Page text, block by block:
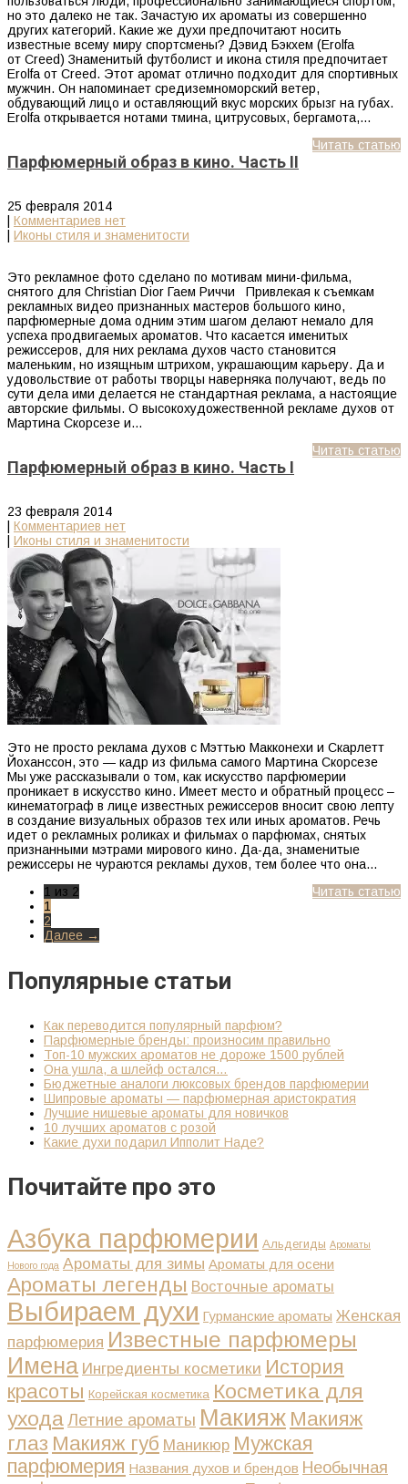
но это далеко не так. Зачастую их ароматы из совершенно
других категорий. Какие же духи предпочитают носить
известные всему миру спортсмены? Дэвид Бэкхем (Erolfa
от Creed) Знаменитый футболист и икона стиля предпочитает
Erolfa от Creed. Этот аромат отлично подходит для спортивных
мужчин. Он напоминает средиземноморский ветер,
обдувающий лицо и оставляющий вкус морских брызг на губах.
Erolfa открывается нотами тмина, цитрусовых, бергамота,…
Читать статью
Парфюмерный образ в кино. Часть II
25 февраля 2014
Комментариев нет
Иконы стиля и знаменитости
Это рекламное фото сделано по мотивам мини-фильма,
снятого для Christian Dior Гаем Риччи Привлекая к съемкам
рекламных видео признанных мастеров большого кино,
парфюмерные дома одним этим шагом делают немало для
успеха продвигаемых ароматов. Что касается именитых
режиссеров, для них реклама духов часто становится
маленьким, но изящным штрихом, украшающим карьеру. Да и
удовольствие от работы творцы наверняка получают, ведь по
сути дела ими делается не стандартная реклама, а настоящие
авторские фильмы. О высокохудожественной рекламе духов от
Мартина Скорсезе и…
Читать статью
Парфюмерный образ в кино. Часть I
23 февраля 2014
Комментариев нет
Иконы стиля и знаменитости
Это не просто реклама духов с Мэттью Макконехи и Скарлетт
Йоханссон, это — кадр из фильма самого Мартина Скорсезе
Мы уже рассказывали о том, как искусство парфюмерии
проникает в искусство кино. Имеет место и обратный процесс –
кинематограф в лице известных режиссеров вносит свою лепту
в создание визуальных образов тех или иных ароматов. Речь
идет о рекламных роликах и фильмах о парфюмах, снятых
признанными мэтрами мирового кино. Да-да, знаменитые
режиссеры не чураются рекламы духов, тем более что она…
Читать статью
1 из 2
1
2
Далее →
Популярные статьи
Как переводится популярный парфюм?
Парфюмерные бренды: произносим правильно
Топ-10 мужских ароматов не дороже 1500 рублей
Она ушла, а шлейф остался…
Бюджетные аналоги люксовых брендов парфюмерии
Шипровые ароматы — парфюмерная аристократия
Лучшие нишевые ароматы для новичков
10 лучших ароматов с розой
Какие духи подарил Ипполит Наде?
Почитайте про это
Азбука парфюмерии Альдегиды Ароматы
Нового года Ароматы для зимы Ароматы для осени
Ароматы легенды Восточные ароматы
Выбираем духи Гурманские ароматы Женская
парфюмерия Известные парфюмеры
Имена Ингредиенты косметики История
красоты Корейская косметика Косметика для
ухода Летние ароматы Макияж Макияж
глаз Макияж губ Маникюр Мужская
парфюмерия Названия духов и брендов Необычная